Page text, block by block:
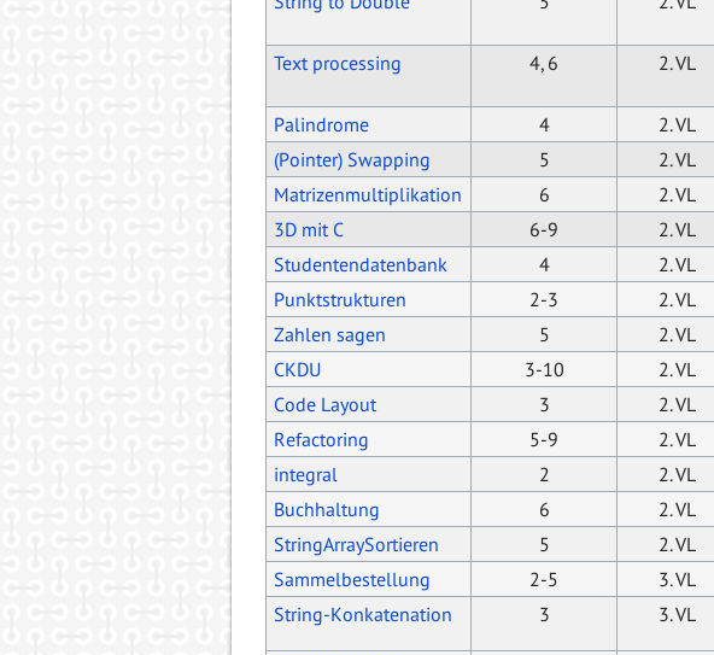
Text processing 4, 6 2. VL
Palindrome 4 2. VL
(Pointer) Swapping
5 2. VL
Matrizenmultiplikation
6 2. VL
3D mit C
6-9 2. VL
Studentendatenbank
4 2. VL
Punktstrukturen
2-3 2. VL
Zahlen sagen
5 2. VL
CKDU
3-10 2. VL
Code Layout
3 2. VL
Refactoring
5-9 2. VL
integral
2 2. VL
Buchhaltung
6 2. VL
StringArraySortieren
5 2. VL
Sammelbestellung
2-5 3. VL
String-Konkatenation
3 3. VL